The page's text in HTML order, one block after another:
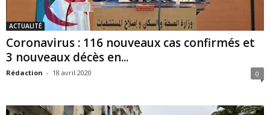
ACTUALITÉ
Coronavirus : 116 nouveaux cas confirmés et
3 nouveaux décès en...
Rédaction - 18 avril 2020 0